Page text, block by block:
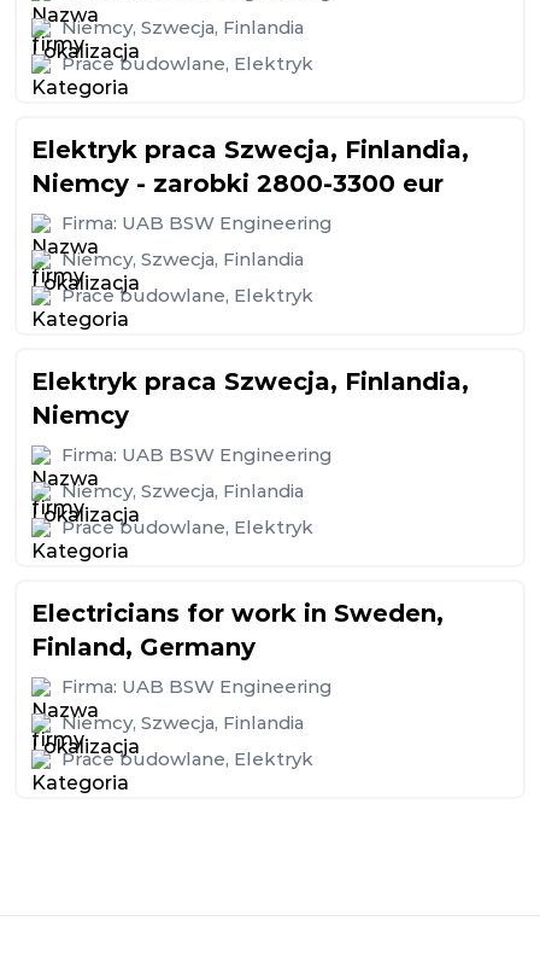
Niemcy, Szwecja, Finlandia
Prace budowlane, Elektryk
Elektryk praca Szwecja, Finlandia,
Niemcy - zarobki 2800-3300 eur
Firma: UAB BSW Engineering
Niemcy, Szwecja, Finlandia
Prace budowlane, Elektryk
Elektryk praca Szwecja, Finlandia,
Niemcy
Firma: UAB BSW Engineering
Niemcy, Szwecja, Finlandia
Prace budowlane, Elektryk
Electricians for work in Sweden,
Finland, Germany
Firma: UAB BSW Engineering
Niemcy, Szwecja, Finlandia
Prace budowlane, Elektryk